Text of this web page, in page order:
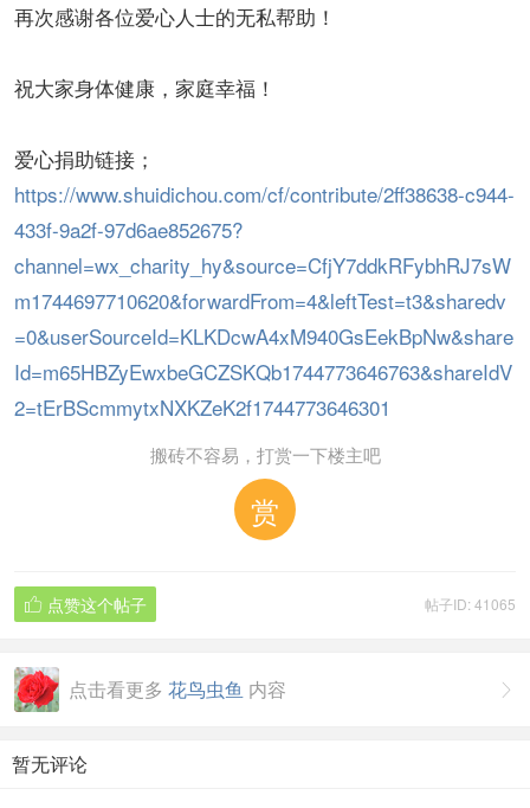
再次感谢各位爱心人士的无私帮助！
祝大家身体健康，家庭幸福！
爱心捐助链接；
https://www.shuidichou.com/cf/contribute/2ff38638-c944-
433f-9a2f-97d6ae852675?
channel=wx_charity_hy&source=CfjY7ddkRFybhRJ7sW
m1744697710620&forwardFrom=4&leftTest=t3&sharedv
=0&userSourceId=KLKDcwA4xM940GsEekBpNw&share
Id=m65HBZyEwxbeGCZSKQb1744773646763&shareIdV
2=tErBScmmytxNXKZeK2f1744773646301
搬砖不容易，打赏一下楼主吧
赏
帖子ID: 41065
 点赞这个帖子

点击看更多 花鸟虫鱼 内容
暂无评论